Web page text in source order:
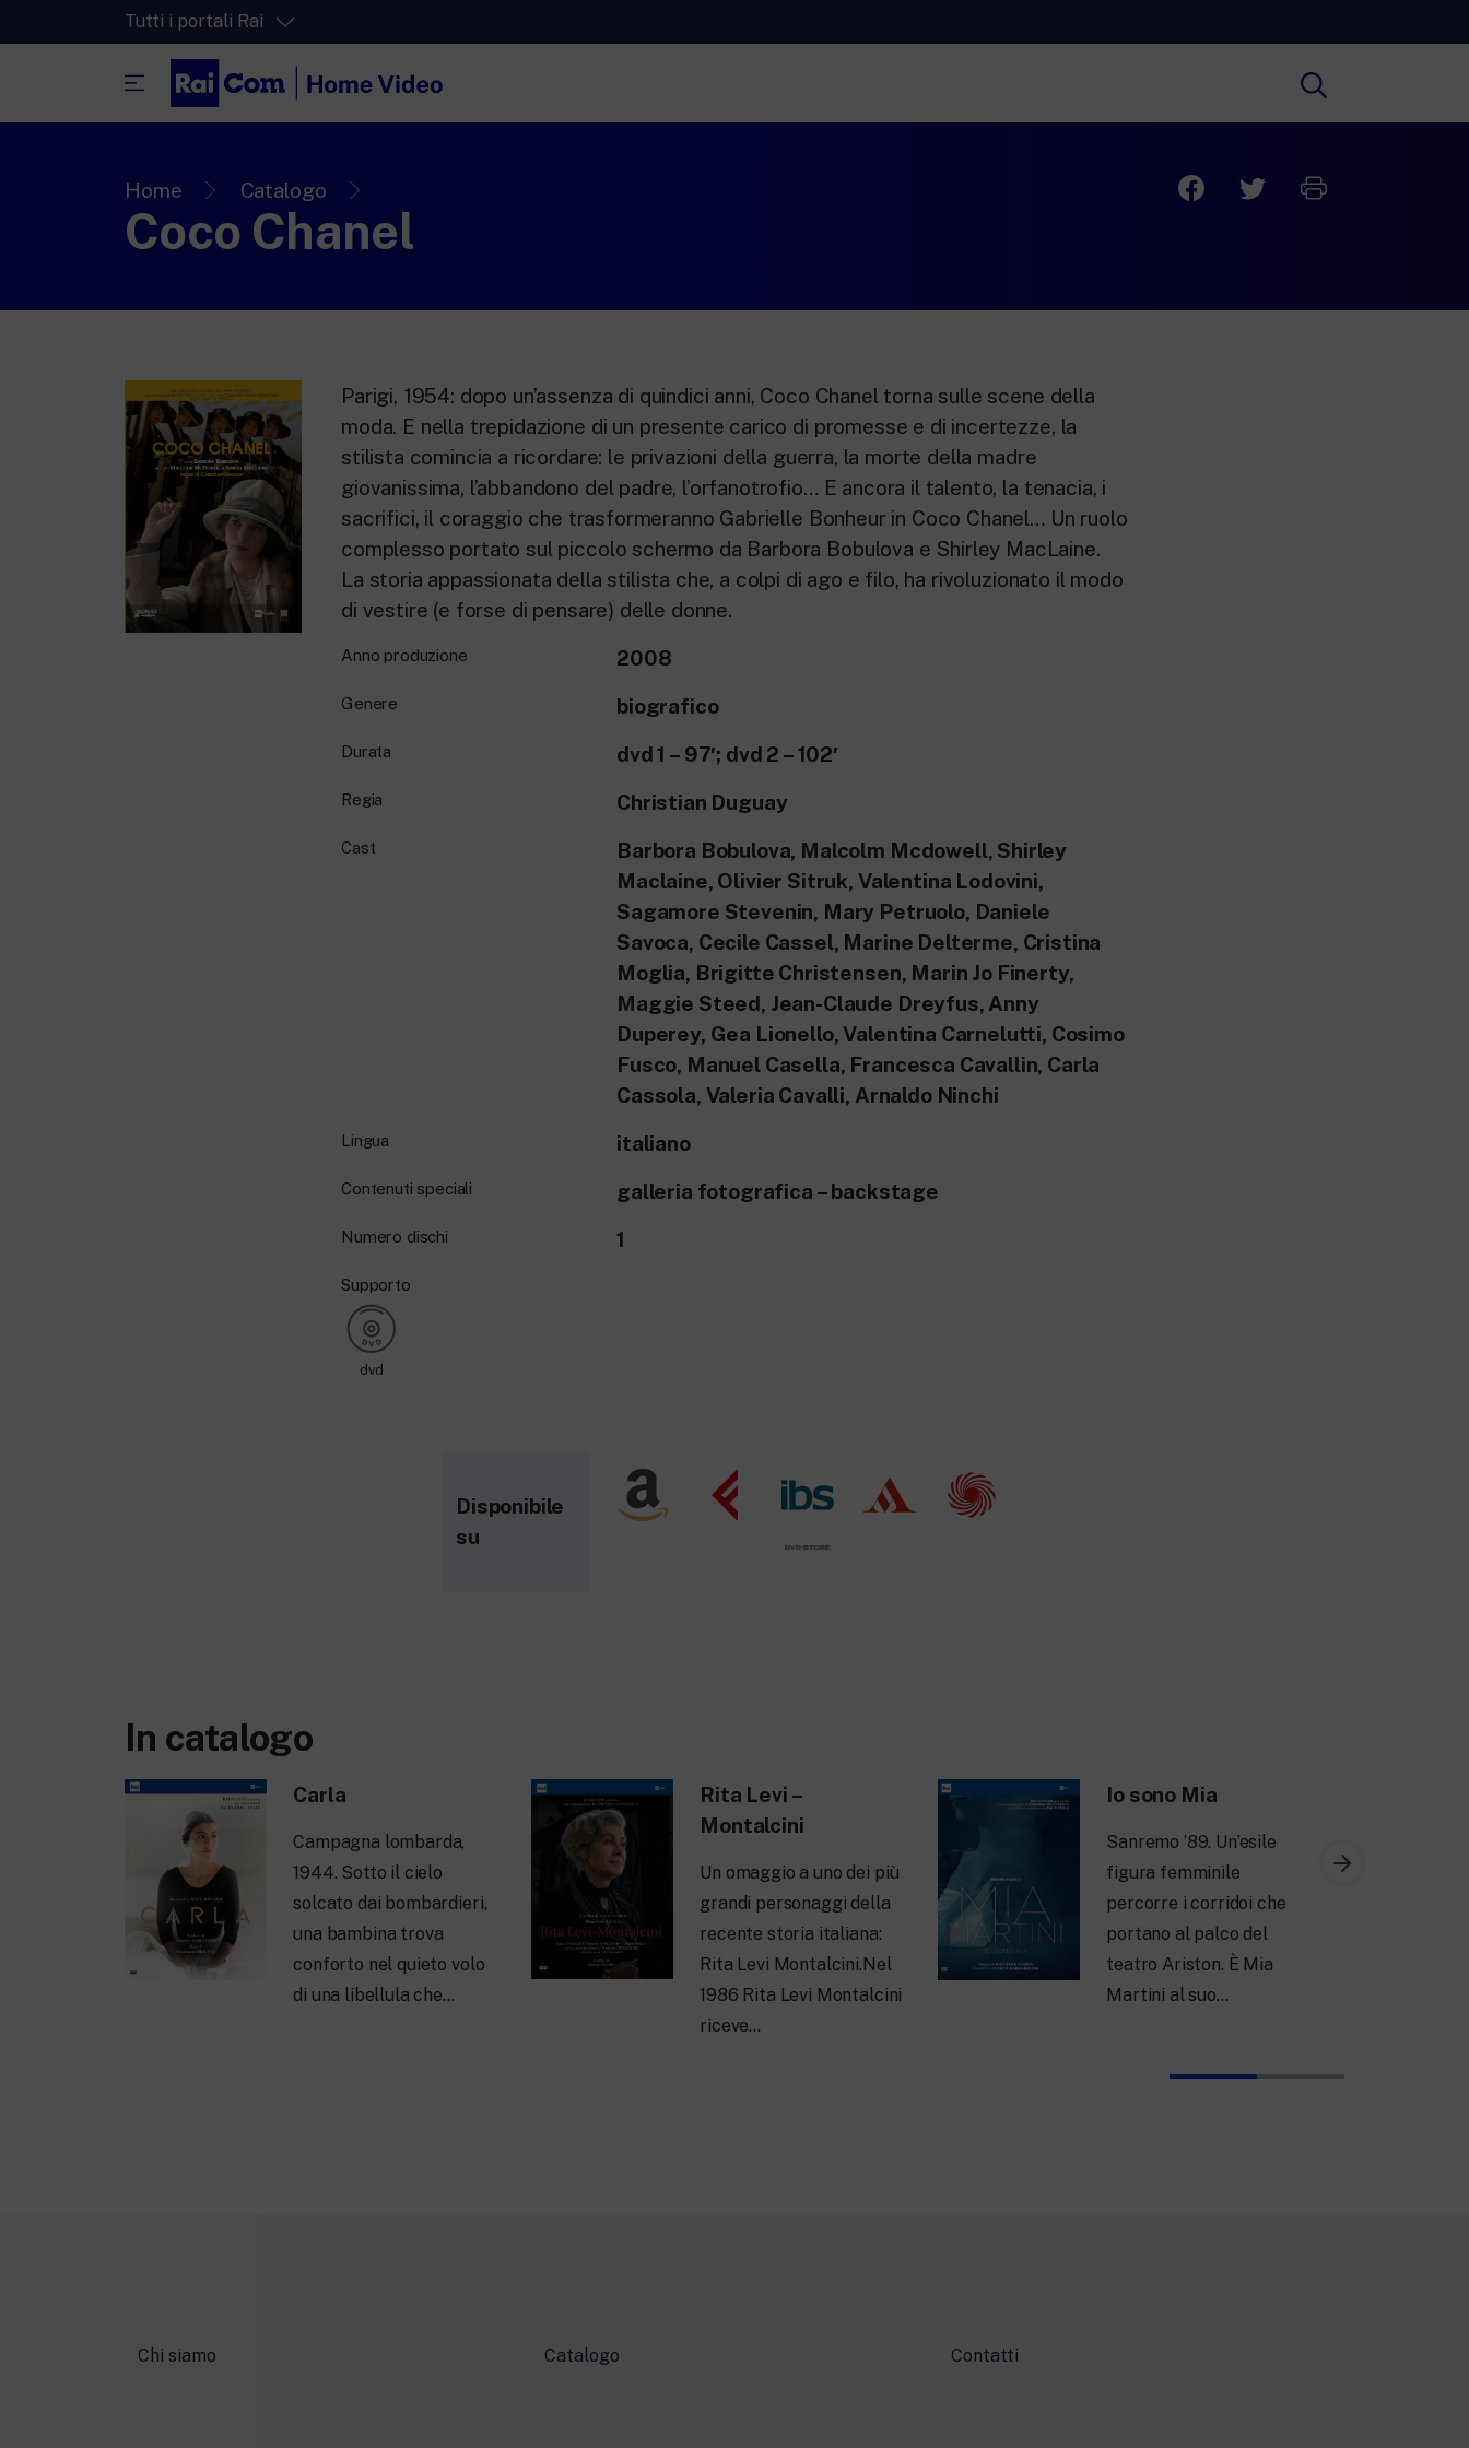
Tutti i portali Rai
La piattaforma di streaming video per tutti.
La piattaforma digitale dei canali Radio Rai.
RaiPlay Sound
Approfondimenti culturali su Arte,
Letteratura, Storia e molto altro.
Home Catalogo
Coco Chanel
Parigi, 1954: dopo un’assenza di quindici anni, Coco Chanel torna sulle scene della
moda. E nella trepidazione di un presente carico di promesse e di incertezze, la
stilista comincia a ricordare: le privazioni della guerra, la morte della madre
giovanissima, l’abbandono del padre, l’orfanotrofio… E ancora il talento, la tenacia, i
sacrifici, il coraggio che trasformeranno Gabrielle Bonheur in Coco Chanel… Un ruolo
complesso portato sul piccolo schermo da Barbora Bobulova e Shirley MacLaine.
La storia appassionata della stilista che, a colpi di ago e filo, ha rivoluzionato il modo
di vestire (e forse di pensare) delle donne.
Anno produzione 2008
Genere biografico
Durata dvd 1 – 97′; dvd 2 – 102′
Regia Christian Duguay
Cast
Barbora Bobulova, Malcolm Mcdowell, Shirley
Maclaine, Olivier Sitruk, Valentina Lodovini,
Sagamore Stevenin, Mary Petruolo, Daniele
Savoca, Cecile Cassel, Marine Delterme, Cristina
Moglia, Brigitte Christensen, Marin Jo Finerty,
Maggie Steed, Jean-Claude Dreyfus, Anny
Duperey, Gea Lionello, Valentina Carnelutti, Cosimo
Fusco, Manuel Casella, Francesca Cavallin, Carla
Cassola, Valeria Cavalli, Arnaldo Ninchi
Lingua italiano
Contenuti speciali galleria fotografica – backstage
Numero dischi 1
Supporto
dvd
Disponibile
su
In catalogo
Carla
Campagna lombarda,
1944. Sotto il cielo
solcato dai bombardieri,
una bambina trova
conforto nel quieto volo
di una libellula che…
Rita Levi –
Montalcini
Un omaggio a uno dei più
grandi personaggi della
recente storia italiana:
Rita Levi Montalcini.Nel
1986 Rita Levi Montalcini
riceve…
Io sono Mia
Sanremo ’89. Un’esile
figura femminile
percorre i corridoi che
portano al palco del
teatro Ariston. È Mia
Martini al suo…
Chi siamo Catalogo Contatti